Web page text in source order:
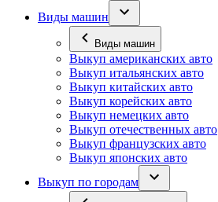
Виды машин
Виды машин
Выкуп американских авто
Выкуп итальянских авто
Выкуп китайских авто
Выкуп корейских авто
Выкуп немецких авто
Выкуп отечественных авто
Выкуп французских авто
Выкуп японских авто
Выкуп по городам